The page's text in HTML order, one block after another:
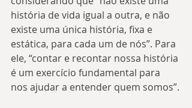
história de vida igual a outra, e não
existe uma única história, fixa e
estática, para cada um de nós”. Para
ele, “contar e recontar nossa história
é um exercício fundamental para
nos ajudar a entender quem somos”.